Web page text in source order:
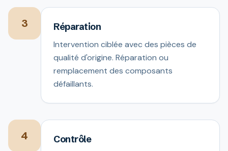
3 Réparation
Intervention ciblée avec des pièces de
qualité d'origine. Réparation ou
remplacement des composants
défaillants.
4 Contrôle